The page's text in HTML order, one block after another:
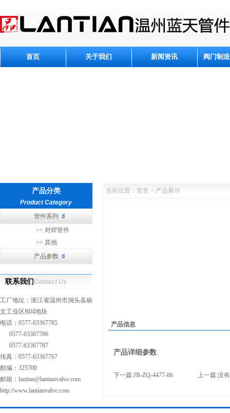
首页 关于我们 新闻资讯 阀门制
产品分类
Product Category
管件系列
>> 对焊管件
>> 其他
产品参数
联系我们Contact Us
工厂地址：浙江省温州市洞头县杨
文工业区B04地块
电话：0577-63367785
0577-63367786
0577-63367787
传真：0577-63367767
邮编：325700
邮箱： lantian@lantianvalve.com
http://www.lantianvalve.com
当前位置：首页 > 产品展示
产品信息
产品详细参数
下一篇:JB-ZQ-4477-86 上一篇:没有